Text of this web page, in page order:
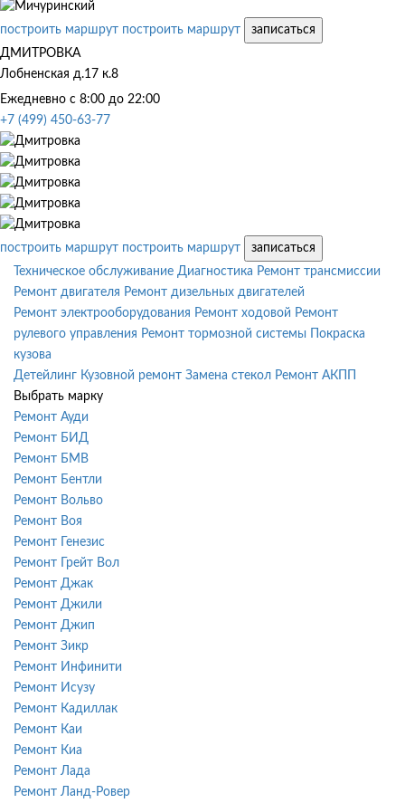
построить маршрут построить маршрут
записаться
ДМИТРОВКА
Лобненская д.17 к.8
Ежедневно с 8:00 до 22:00
+7 (499) 450-63-77
построить маршрут построить маршрут
записаться
Техническое обслуживание Диагностика Ремонт трансмиссии
Ремонт двигателя Ремонт дизельных двигателей
Ремонт электрооборудования Ремонт ходовой Ремонт
рулевого управления Ремонт тормозной системы
Покраска
кузова
Детейлинг Кузовной ремонт Замена стекол Ремонт АКПП
Выбрать марку
Ремонт Ауди
Ремонт БИД
Ремонт БМВ
Ремонт Бентли
Ремонт Вольво
Ремонт Воя
Ремонт Генезис
Ремонт Грейт Вол
Ремонт Джак
Ремонт Джили
Ремонт Джип
Ремонт Зикр
Ремонт Инфинити
Ремонт Исузу
Ремонт Кадиллак
Ремонт Каи
Ремонт Киа
Ремонт Лада
Ремонт Ланд-Ровер